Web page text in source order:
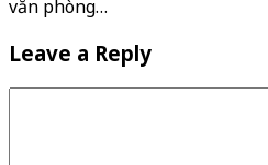
văn phòng…
Leave a Reply